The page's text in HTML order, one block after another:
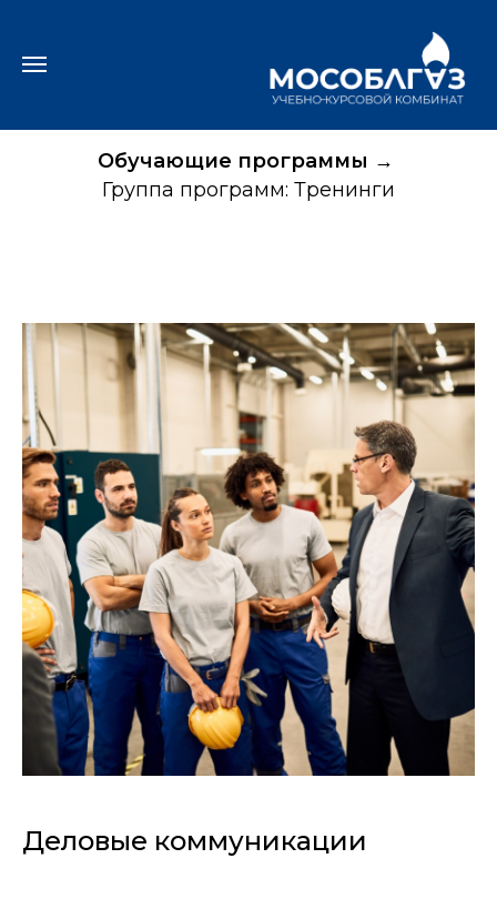
Обучающие программы →
Группа программ: Тренинги
Деловые коммуникации